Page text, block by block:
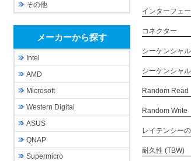
インターフェ
コネクター
シーケンシャ
シーケンシャ
Random Read
Random Write
レイテンシー
耐久性 (TBW)
その他
メーカーから探す
Intel
AMD
Microsoft
Western Digital
ASUS
QNAP
Supermicro